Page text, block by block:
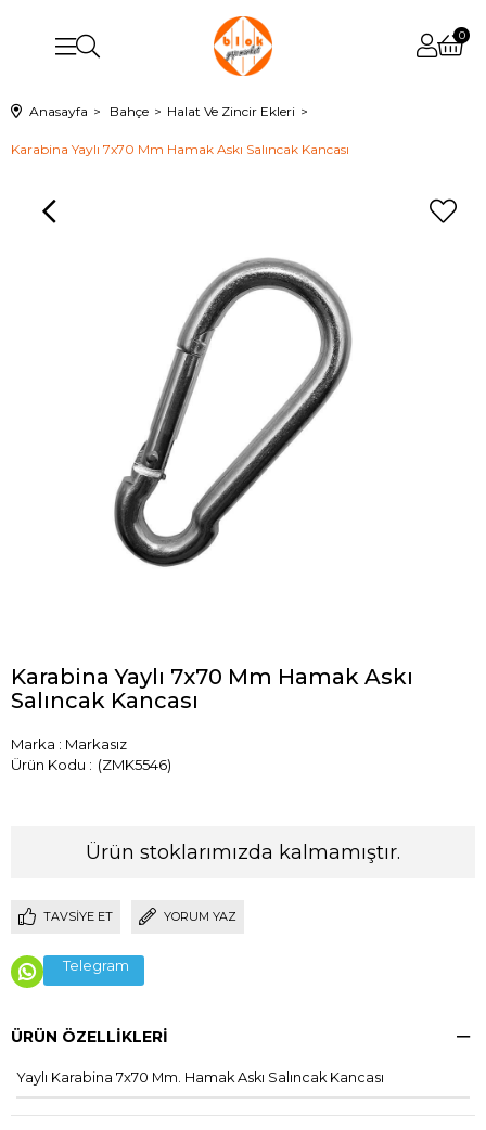
0
Anasayfa Bahçe Halat Ve Zincir Ekleri
Karabina Yaylı 7x70 Mm Hamak Askı Salıncak Kancası
Karabina Yaylı 7x70 Mm Hamak Askı
Salıncak Kancası
Marka : Markasız
(ZMK5546)
Ürün stoklarımızda kalmamıştır.
TAVSIYE ET YORUM YAZ
Telegram
ÜRÜN ÖZELLIKLERI
Yaylı Karabina 7x70 Mm. Hamak Askı Salıncak Kancası